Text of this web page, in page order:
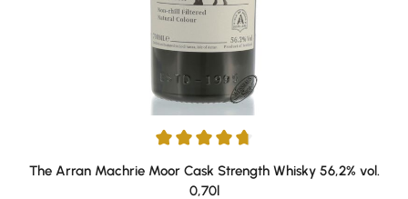
Average rating of 4.8 out of 5 stars
The Arran Machrie Moor Cask Strength Whisky 56,2% vol.
0,70l